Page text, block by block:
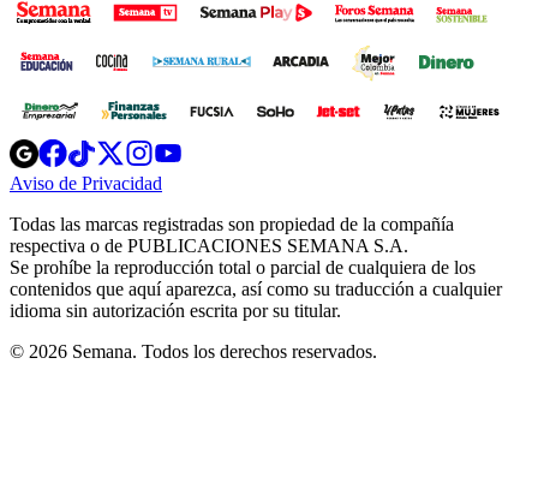
Opens
in
new
Opens
in
new
Opens
in
new
window
Opens
new
windowwindow
Aviso de Privacidad
new
window
Todas las marcas registradas son propiedad de la compañía
respectiva o de PUBLICACIONES SEMANA S.A.
Se prohíbe la reproducción total o parcial de cualquiera de los
contenidos que aquí aparezca, así como su traducción a cualquier
idioma sin autorización escrita por su titular.
© 2026 Semana. Todos los derechos reservados.